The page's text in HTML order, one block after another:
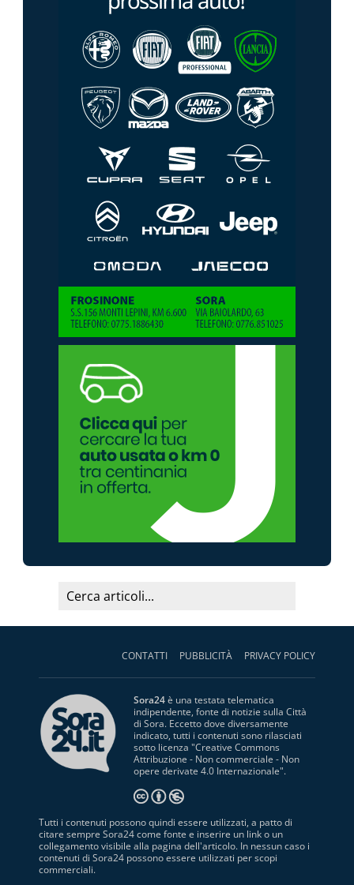
CONTATTI PUBBLICITÀ PRIVACY POLICY
Sora24è una testata telematica
indipendente, fonte di notizie sulla Città
di Sora. Eccetto dove diversamente
indicato, tutti i contenuti sono rilasciati
sotto licenza "Creative Commons
Attribuzione - Non commerciale - Non
opere derivate 4.0 Internazionale".
Tutti i contenuti possono quindi essere utilizzati, a patto di
citare sempre Sora24 come fonte e inserire un link o un
collegamento visibile alla pagina dell'articolo. In nessun caso i
contenuti di Sora24 possono essere utilizzati per scopi
commerciali.